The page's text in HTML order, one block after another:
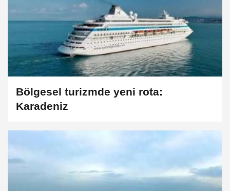
Bölgesel turizmde yeni rota:
Karadeniz